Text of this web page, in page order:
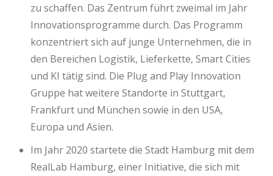
zu schaffen. Das Zentrum führt zweimal im Jahr
Innovationsprogramme durch. Das Programm
konzentriert sich auf junge Unternehmen, die in
den Bereichen Logistik, Lieferkette, Smart Cities
und KI tätig sind. Die Plug and Play Innovation
Gruppe hat weitere Standorte in Stuttgart,
Frankfurt und München sowie in den USA,
Europa und Asien.
Im Jahr 2020 startete die Stadt Hamburg mit dem
RealLab Hamburg, einer Initiative, die sich mit